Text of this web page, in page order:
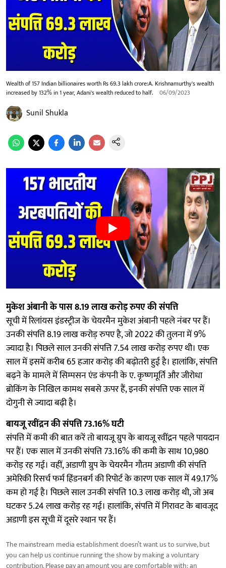
Wealth of 157 Indian billionaires worth Rs 69.3 lakh crore:A. Krishnamurthy's wealth
increased by 132% in 1 year, Adani's wealth reduced to half.
06/09/2023
Sunil Shukla
मुकेश अंबानी के पास 8.19 लाख करोड़ रुपए की संपत्ति
सूची में रिलांयस इंडस्ट्रीज के चेयरमैन मुकेश अंबानी पहले नंबर पर हैं।
उनकी संपत्ति 8.19 लाख करोड़ रुपए है, जो 2022 की तुलना में 9%
ज्यादा है। पिछले साल उनकी संपत्ति 7.54 लाख करोड़ रुपए थी। एक
साल में इसमें करीब 65 हजार करोड़ की बढ़ोतरी हुई है। हालांकि, संपत्ति
बढ़ने के मामले में सिम्पसन एंड कंपनी के ए. कृष्णमूर्ति और जीरोधा
ब्रोकिंग के निखिल कामथ सबसे ऊपर हैं, इनकी संपत्ति एक साल में
दोगुनी से ज्यादा बढ़ी है।
बायजू रवींद्रन की संपत्ति 73.16% घटी
संपत्ति में कमी की बात करें तो बायजू ग्रुप के बायजू रवींद्रन पहले पायदान
पर हैं। एक साल में उनकी संपत्ति 73.16% की कमी के साथ 10,980
करोड़ रह गई। वहीं, अडाणी ग्रुप के चेयरमैन गौतम अडाणी की संपत्ति
अमेरिकी रिसर्च फर्म हिंडनबर्ग की रिपोर्ट के कारण एक साल में 49.17%
कम हो गई है। पिछले साल उनकी संपत्ति 10.3 लाख करोड़ थी, जो अब
घटकर 5.24 लाख करोड़ रह गई। हालांकि, संपत्ति में गिरावट के बावजूद
अडाणी इस सूची में दूसरे स्थान पर हैं।
The mainstream media establishment doesn’t want us to survive, but
you can help us continue running the show by making a voluntary